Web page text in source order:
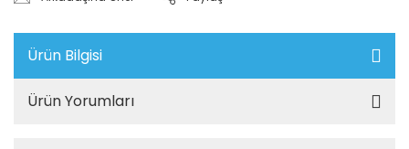
Ürün Bilgisi
Ürün Yorumları